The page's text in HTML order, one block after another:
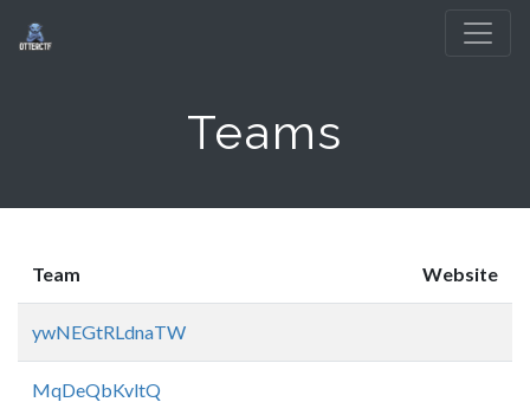
Teams
Team Website
ywNEGtRLdnaTW
MqDeQbKvltQ